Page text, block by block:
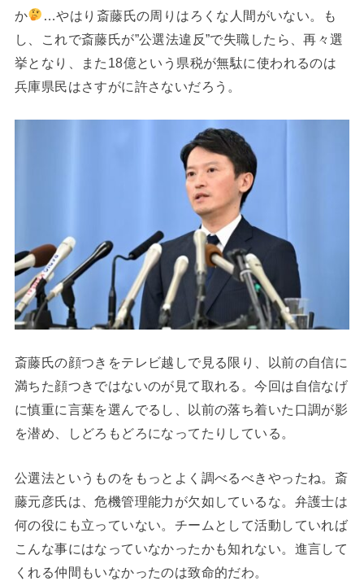
か
…やはり斎藤氏の周りはろくな人間がいない。も
し、これで斎藤氏が”公選法違反”で失職したら、再々選
挙となり、また18億という県税が無駄に使われるのは
兵庫県民はさすがに許さないだろう。
斎藤氏の顔つきをテレビ越しで見る限り、以前の自信に
満ちた顔つきではないのが見て取れる。今回は自信なげ
に慎重に言葉を選んでるし、以前の落ち着いた口調が影
を潜め、しどろもどろになってたりしている。
公選法というものをもっとよく調べるべきやったね。斎
藤元彦氏は、危機管理能力が欠如しているな。弁護士は
何の役にも立っていない。チームとして活動していれば
こんな事にはなっていなかったかも知れない。進言して
くれる仲間もいなかったのは致命的だわ。